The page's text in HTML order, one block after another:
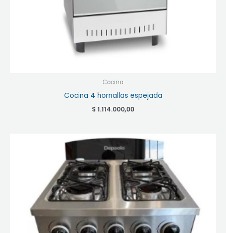
Cocina
Cocina 4 hornallas espejada
$ 1.114.000,00